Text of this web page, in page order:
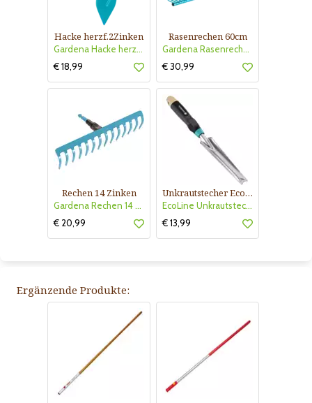
Hacke herzf.2Zinken
Gardena Hacke herzf.2Zinken
€ 18,99
Rasenrechen 60cm
Gardena Rasenrechen 60cm
€ 30,99
Rechen 14 Zinken
Gardena Rechen 14 Zinken
€ 20,99
Unkrautstecher EcoLine
EcoLine Unkrautstecher
€ 13,99
Ergänzende Produkte: